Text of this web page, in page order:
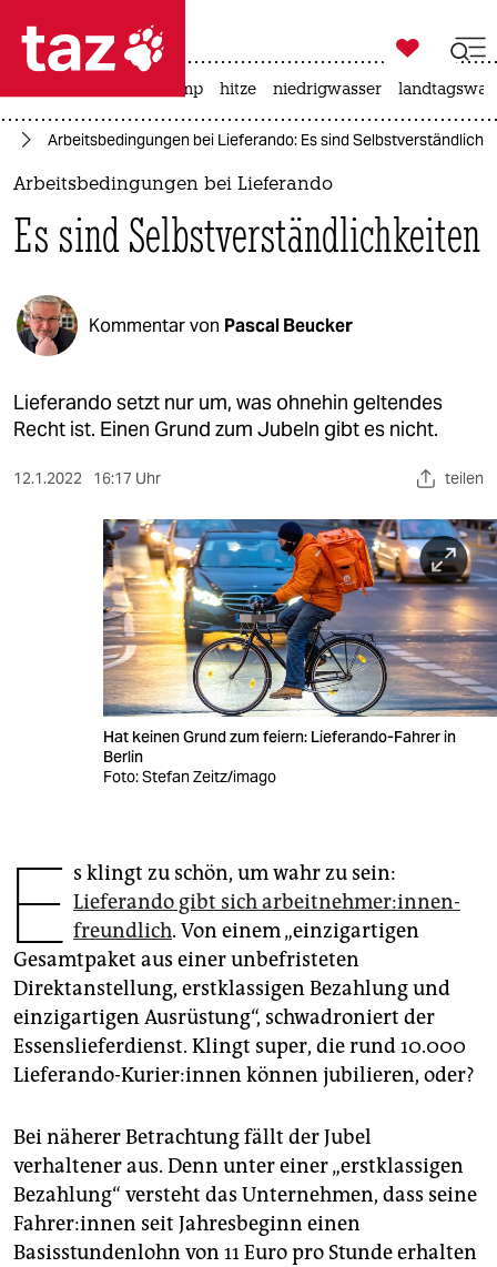
 taz zahl ich
taz zahl ich
politik
öko
gesellschaft
kultur
wahrheit
veranstaltungen
unterstützen
abo
genossenschaft
epaper login

taz zahl ich
usa unter trump hitze niedrigwasser
Arbeitsbedingungen bei Lieferando: Es sind
Arbeitsbedingungen bei Lieferando
Es sind Selbstverständlichkeiten
Kommentar von Pascal Beucker
Lieferando setzt nur um, was ohnehin geltendes
Recht ist. Einen Grund zum Jubeln gibt es nicht.
12.1.2022 16:17 Uhr teilen
Hat keinen Grund zum feiern: Lieferando-Fahrer in
Berlin
Foto: Stefan Zeitz/imago
E s klingt zu schön, um wahr zu sein:
Lieferando gibt sich ar­beit­neh­me­r:in­nen­
freund­lich. Von einem „einzigartigen
Gesamtpaket aus einer unbefristeten
Direktanstellung, erstklassigen Bezahlung und
einzigartigen Ausrüstung“, schwadroniert der
Essenslieferdienst. Klingt super, die rund 10.000
Lieferando-Kurier:innen können jubilieren, oder?
Bei näherer Betrachtung fällt der Jubel
verhaltener aus. Denn unter einer „erstklassigen
Bezahlung“ versteht das Unternehmen, dass seine
Fah­re­r:in­nen seit Jahresbeginn einen
Basisstundenlohn von 11 Euro pro Stunde erhalten